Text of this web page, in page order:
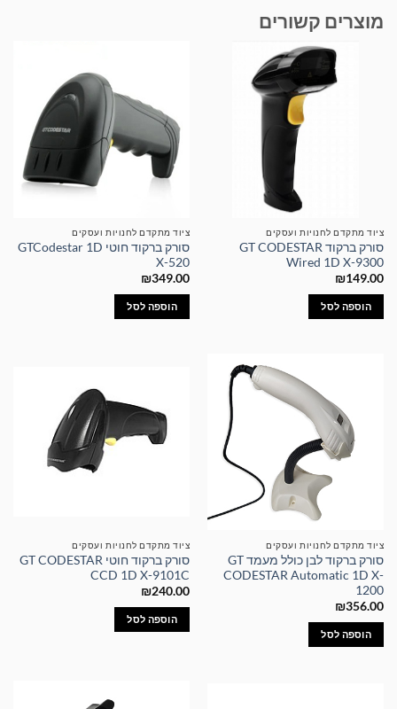
מוצרים קשורים
ציוד מתקדם לחנויות ועסקים
סורק ברקוד GT CODESTAR
Wired 1D X-9300
₪149.00
הוספה לסל
ציוד מתקדם לחנויות ועסקים
סורק ברקוד חוטי GTCodestar 1D
X-520
₪349.00
הוספה לסל
ציוד מתקדם לחנויות ועסקים
סורק ברקוד לבן כולל מעמד GT
CODESTAR Automatic 1D X-
1200
₪356.00
הוספה לסל
ציוד מתקדם לחנויות ועסקים
סורק ברקוד חוטי GT CODESTAR
CCD 1D X-9101C
₪240.00
הוספה לסל